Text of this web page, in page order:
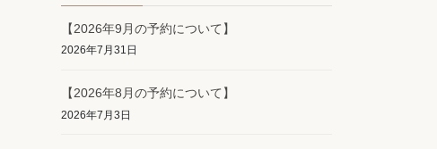
【2026年9月の予約について】
2026年7月31日
【2026年8月の予約について】
2026年7月3日